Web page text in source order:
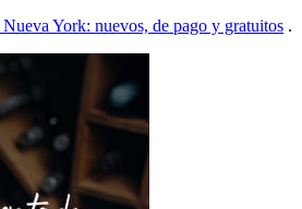
York: nuevos, de pago y gratuitos .